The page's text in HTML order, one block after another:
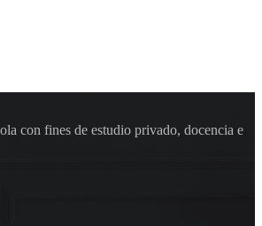
con fines de estudio privado, docencia e